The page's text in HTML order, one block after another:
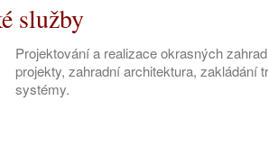
služby
Projektování a realizace okrasných
projekty, zahradní architektura, zakládání
systémy.